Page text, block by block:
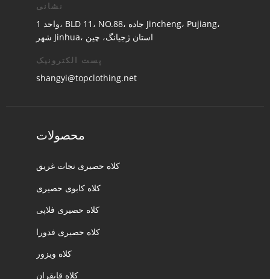
نشانی
واحد 1، BLD 11، NO.88، جاده Jincheng، Pujiang،
شهر Jinhua، استان ژجیانگ، چین
پست الکترونیک
shangyi@topclothing.net
محصولات
کلاه حصیری نجات غریق
کلاه کابوی حصیری
کلاه حصیری فلاپی
کلاه حصیری فدورا
کلاه ویزور
کلاه قایقران